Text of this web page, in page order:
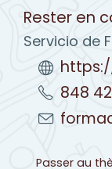
Rester en
Servicio de
848
Passer au